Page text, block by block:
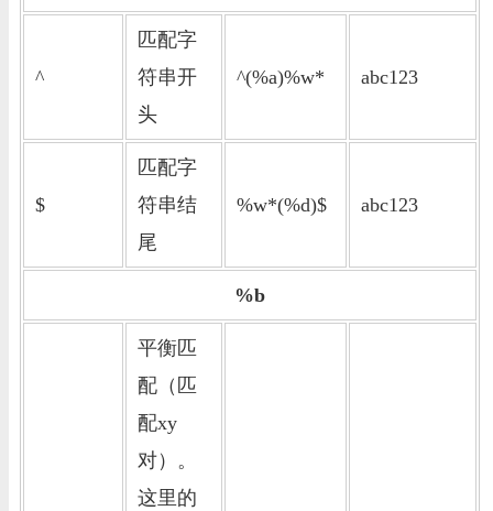
^
匹配字
符串开
头
^(%a)%w* abc123
$
匹配字
符串结
尾
%w*(%d)$ abc123
%b
平衡匹
配（匹
配xy
对）。
这里的